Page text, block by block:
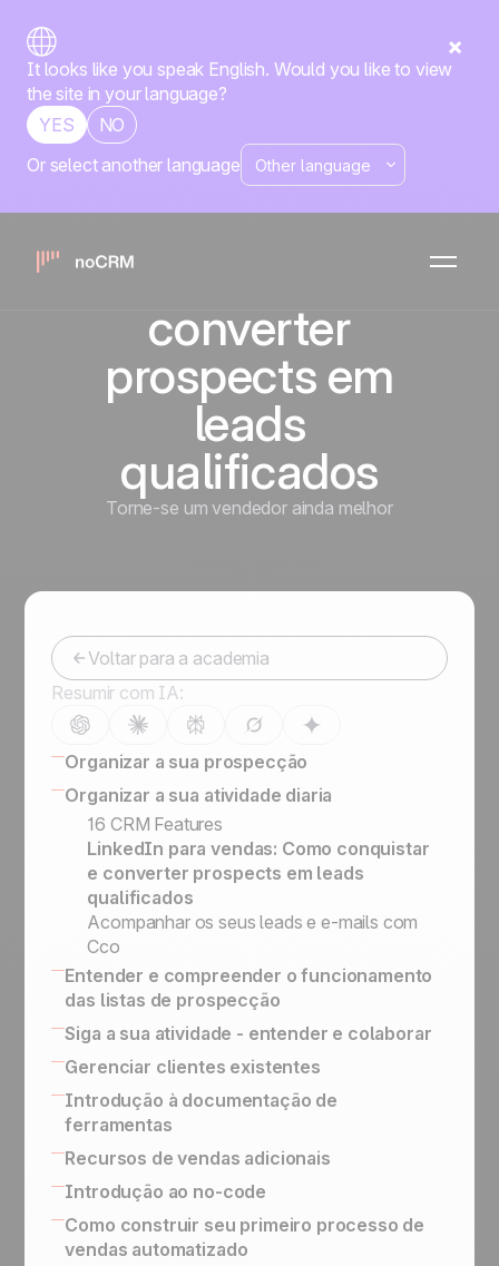
It looks like you speak English. Would you like to view
the site in your language?
YES
NO
Or select another language
LinkedIn para
vendas: Como
conquistar e
converter
prospects em
leads
qualificados
Torne-se um vendedor ainda melhor
Voltar para a academia
Resumir com IA:
Organizar a sua prospecção
Gestão de Leads: Como Organizar
Prospects, Leads e Clientes
Ferramenta de prospecção de clientes guia
Right Sales Process
A importancia de estruturar os Leads
Definir informação importante nos leads
Status vs. Etapa de Venda
Listas de Prospecção, Leads, Clientes
Prospects vs. Leads
Nossa filosofia
Academia noCRM
Organizar a sua atividade diaria
16 CRM Features
LinkedIn para vendas: Como conquistar
e converter prospects em leads
qualificados
Acompanhar os seus leads e e-mails com
Cco
Entender e compreender o funcionamento
das listas de prospecção
Guia sobre como criar um formulário de
qualificação perfeito
Scanner de cartão de visita
Outbound Engine
Transforme uma linha em lead somente
após qualificação
Siga a sua atividade - entender e colaborar
Activity Based Selling
Exportar os dados para relatórios e ações
de Marketing
Estratégia de Vendas Baseada em
Atividades
Gerenciar clientes existentes
Como gerenciar upsells e renovações
versus processo pós-venda
Fazer o seguimento dos leads ganhos
Introdução à documentação de
ferramentas
Ferramentas no-code integradas para
conectar seu sistema de informação
API simplificada para a implementação de
processos personalizados
Gatilhos e ações no-code
Recursos de vendas adicionais
SPIN Selling
Sales Expert Directory
Introdução ao no-code
Plataformas no-code
Como construir seu primeiro processo de
vendas automatizado